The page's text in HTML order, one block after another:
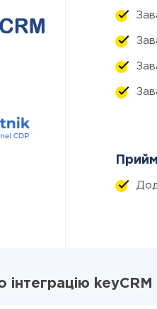
інтеграцію keyCRM